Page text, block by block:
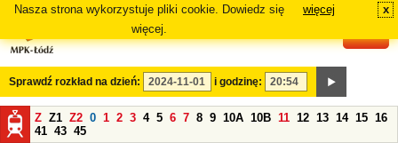
Nasza strona wykorzystuje pliki cookie. Dowiedz się
więcej.
więcej x
Sprawdź rozkład na dzień: i godzinę:
Z Z1 Z2 0 1 2 3 4 5 6 7 8 9 10A 10B 11 12 13 14 15 16
41 43 45